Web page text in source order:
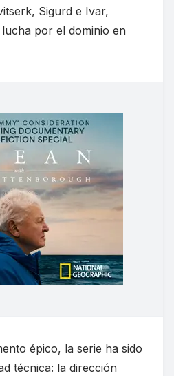
Sigurd e Ivar,
por el dominio en
épico, la serie ha sido
técnica: la dirección